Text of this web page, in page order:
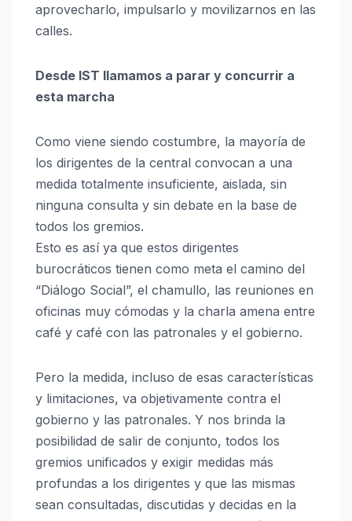
aprovecharlo, impulsarlo y movilizarnos en las
calles.
Desde IST llamamos a parar y concurrir a
esta marcha
Como viene siendo costumbre, la mayoría de
los dirigentes de la central convocan a una
medida totalmente insuficiente, aislada, sin
ninguna consulta y sin debate en la base de
todos los gremios.
Esto es así ya que estos dirigentes
burocráticos tienen como meta el camino del
“Diálogo Social”, el chamullo, las reuniones en
oficinas muy cómodas y la charla amena entre
café y café con las patronales y el gobierno.
Pero la medida, incluso de esas características
y limitaciones, va objetivamente contra el
gobierno y las patronales. Y nos brinda la
posibilidad de salir de conjunto, todos los
gremios unificados y exigir medidas más
profundas a los dirigentes y que las mismas
sean consultadas, discutidas y decidas en la